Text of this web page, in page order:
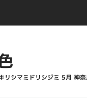
リシマミドリシジミ 5月 神